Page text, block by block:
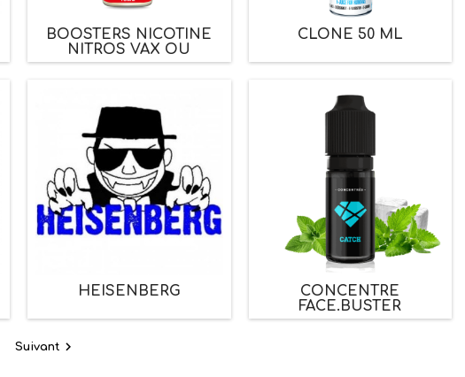
BOOSTERS NICOTINE
NITROS VAX OU
SIMILAIRE 0,90 €
CLONE 50 ML
HEISENBERG
CONCENTRE
FACE.BUSTER
Suivant 